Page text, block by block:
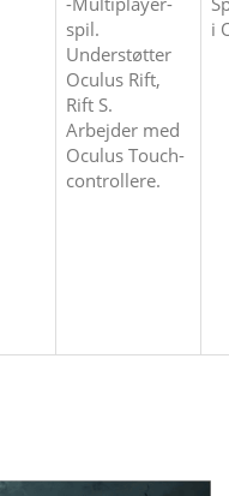
spil.
Understøtter
Oculus Rift,
Rift S.
Arbejder med
Oculus Touch-
controllere.
i